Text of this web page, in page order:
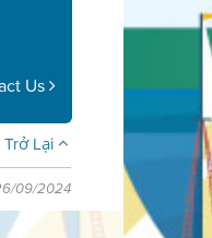
Us
Trở Lại
09/2024